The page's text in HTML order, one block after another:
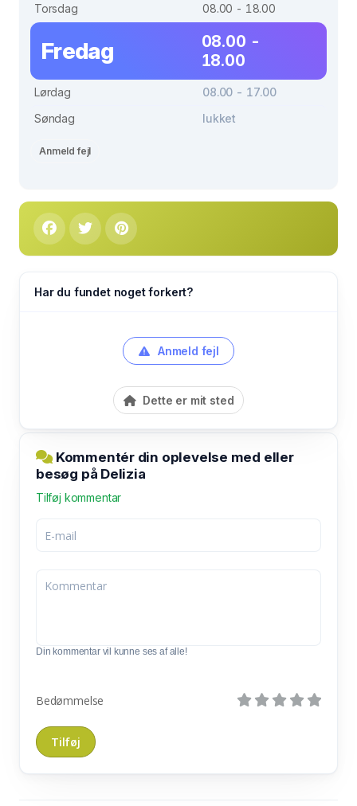
Torsdag
08.00 - 18.00
Fredag
08.00 -
18.00
Lørdag
08.00 - 17.00
Søndag
lukket
Anmeld fejl
Har du fundet noget forkert?
Anmeld fejl
Dette er mit sted
Kommentér din oplevelse med eller
besøg på Delizia
Tilføj kommentar
Din kommentar vil kunne ses af alle!
Bedømmelse